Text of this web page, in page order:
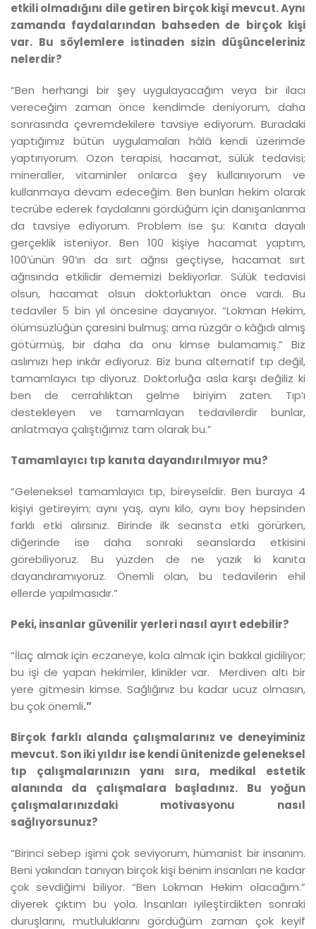
etkili olmadığını dile getiren birçok kişi mevcut. Aynı
zamanda faydalarından bahseden de birçok kişi
var. Bu söylemlere istinaden sizin düşünceleriniz
nelerdir?
“Ben herhangi bir şey uygulayacağım veya bir ilacı
vereceğim zaman önce kendimde deniyorum, daha
sonrasında çevremdekilere tavsiye ediyorum. Buradaki
yaptığımız bütün uygulamaları hâlâ kendi üzerimde
yaptırıyorum. Ozon terapisi, hacamat, sülük tedavisi;
mineraller, vitaminler onlarca şey kullanıyorum ve
kullanmaya devam edeceğim. Ben bunları hekim olarak
tecrübe ederek faydalarını gördüğüm için danışanlarıma
da tavsiye ediyorum. Problem ise şu: Kanıta dayalı
gerçeklik isteniyor. Ben 100 kişiye hacamat yaptım,
100’ünün 90’ın da sırt ağrısı geçtiyse, hacamat sırt
ağrısında etkilidir dememizi bekliyorlar. Sülük tedavisi
olsun, hacamat olsun doktorluktan önce vardı. Bu
tedaviler 5 bin yıl öncesine dayanıyor. “Lokman Hekim,
ölümsüzlüğün çaresini bulmuş; ama rüzgâr o kâğıdı almış
götürmüş, bir daha da onu kimse bulamamış.” Biz
aslımızı hep inkâr ediyoruz. Biz buna alternatif tıp değil,
tamamlayıcı tıp diyoruz. Doktorluğa asla karşı değiliz ki
ben de cerrahlıktan gelme biriyim zaten. Tıp’ı
destekleyen ve tamamlayan tedavilerdir bunlar,
anlatmaya çalıştığımız tam olarak bu.”
Tamamlayıcı tıp kanıta dayandırılmıyor mu?
“Geleneksel tamamlayıcı tıp, bireyseldir. Ben buraya 4
kişiyi getireyim; aynı yaş, aynı kilo, aynı boy hepsinden
farklı etki alırsınız. Birinde ilk seansta etki görürken,
diğerinde ise daha sonraki seanslarda etkisini
görebiliyoruz. Bu yüzden de ne yazık ki kanıta
dayandıramıyoruz. Önemli olan, bu tedavilerin ehil
ellerde yapılmasıdır.”
Peki, insanlar güvenilir yerleri nasıl ayırt edebilir?
“İlaç almak için eczaneye, kola almak için bakkal gidiliyor;
bu işi de yapan hekimler, klinikler var. Merdiven altı bir
yere gitmesin kimse. Sağlığınız bu kadar ucuz olmasın,
bu çok önemli.”
Birçok farklı alanda çalışmalarınız ve deneyiminiz
mevcut. Son iki yıldır ise kendi ünitenizde geleneksel
tıp çalışmalarınızın yanı sıra, medikal estetik
alanında da çalışmalara başladınız. Bu yoğun
çalışmalarınızdaki motivasyonu nasıl
sağlıyorsunuz?
“Birinci sebep işimi çok seviyorum, hümanist bir insanım.
Beni yakından tanıyan birçok kişi benim insanları ne kadar
çok sevdiğimi biliyor. “Ben Lokman Hekim olacağım.”
diyerek çıktım bu yola. İnsanları iyileştirdikten sonraki
duruşlarını, mutluluklarını gördüğüm zaman çok keyif